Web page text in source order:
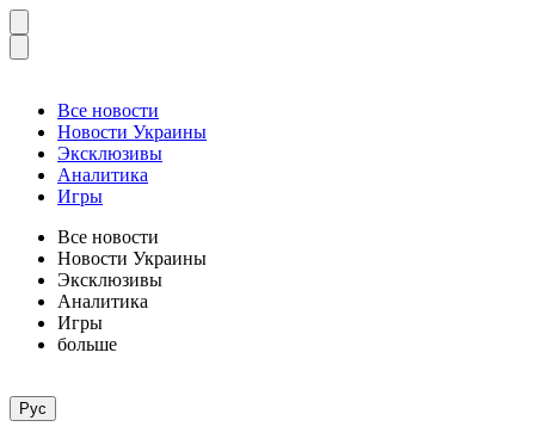
Все новости
Новости Украины
Эксклюзивы
Аналитика
Игры
Все новости
Новости Украины
Эксклюзивы
Аналитика
Игры
больше
Рус